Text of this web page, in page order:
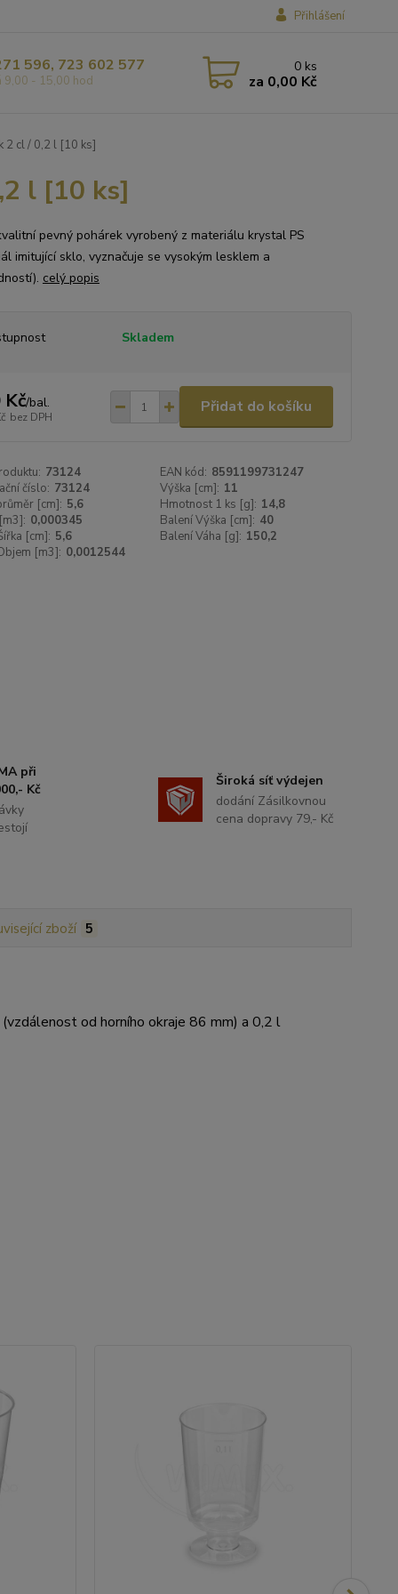
Přihlášení
596, 723 602 577
9,00 - 15,00 hod
0 ks
za 0,00 Kč
2 cl / 0,2 l [10 ks]
l [10 ks]
pevný pohárek vyrobený z materiálu krystal PS
imitující sklo, vyznačuje se vysokým lesklem a
celý popis
Skladem
Kč/bal.
bez DPH
Přidat do košíku
73124 EAN kód: 8591199731247
číslo: 73124 Výška [cm]: 11
[cm]: 5,6 Hmotnost 1 ks [g]: 14,8
0,000345 Balení Výška [cm]: 40
[cm]: 5,6 Balení Váha [g]: 150,2
[m3]: 0,0012544
při
Kč
Široká síť výdejen
dodání Zásilkovnou
cena dopravy 79,- Kč
zboží 5
od horního okraje 86 mm) a 0,2 l